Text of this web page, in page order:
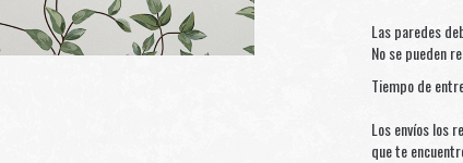
Las paredes
No se pueden
Tiempo de
Los envíos los
que te